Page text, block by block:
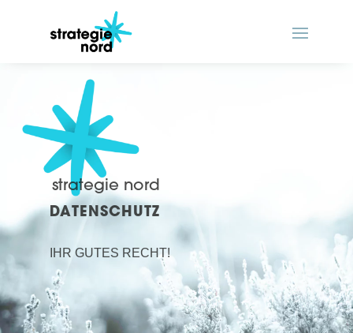
strategie nord
DATENSCHUTZ
IHR GUTES RECHT!